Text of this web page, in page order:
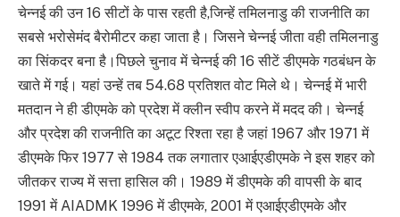
चेन्नई की उन 16 सीटों के पास रहती है,जिन्हें तमिलनाडु की राजनीति का
सबसे भरोसेमंद बैरोमीटर कहा जाता है। जिसने चेन्नई जीता वही तमिलनाडु
का सिंकदर बना है।पिछले चुनाव में चेन्नई की 16 सीटें डीएमके गठबंधन के
खाते में गई। यहां उन्हें तब 54.68 प्रतिशत वोट मिले थे। चेन्नई में भारी
मतदान ने ही डीएमके को प्रदेश में क्लीन स्वीप करने में मदद की। चेन्नई
और प्रदेश की राजनीति का अटूट रिश्ता रहा है जहां 1967 और 1971 में
डीएमके फिर 1977 से 1984 तक लगातार एआईएडीएमके ने इस शहर को
जीतकर राज्य में सत्ता हासिल की। 1989 में डीएमके की वापसी के बाद
1991 में AIADMK 1996 में डीएमके, 2001 में एआईएडीएमके और